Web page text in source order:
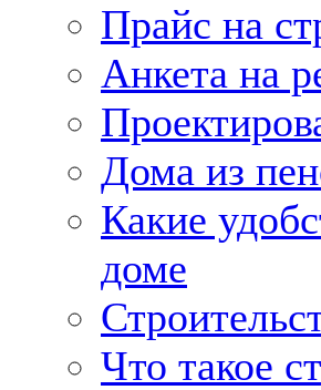
Прайс на
Анкета на
Дома из
Какие
доме
Что такое